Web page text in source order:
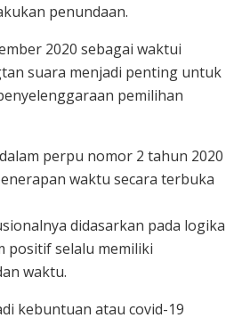
penundaan.
2020 sebagai waktui
suara menjadi penting untuk
pemilihan
perpu nomor 2 tahun 2020
waktu secara terbuka
didasarkan pada logika
positif selalu memiliki
waktu.
kebuntuan atau covid-19